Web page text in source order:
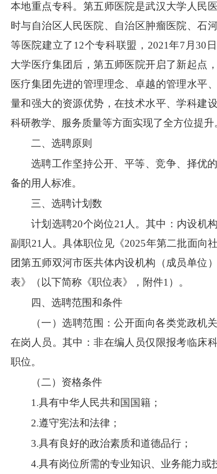
本地重点专科。第五师医院是武汉大学人民
时与自治区人民医院、自治区肿瘤医院、石
等医院建立了12个专科联盟，2021年7月30
大学医疗集团后，第五师医院开启了新起点
医疗集团先进的管理理念、卓越的管理水平
量和强大的资源优势，在技术水平、学科建
科研教学、服务质量等方面实现了全方位提升
二、选聘原则
选聘工作坚持公开、平等、竞争、择优
备的用人标准。
三、选聘计划数
计划选聘20个岗位21人。其中：内设机
副职21人。具体职位见《2025年第二批面向
团第五师双河市医共体内设机构（成员单位
表》（以下简称《职位表》，附件1）。
四、选聘范围和条件
（一）选聘范围：公开面向各类党政机
在岗人员。其中：非在编人员仅限报考临床
职位。
（二）资格条件
1.具有中华人民共和国国籍；
2.遵守宪法和法律；
3.具有良好的政治素质和道德品行；
4.具有岗位所需的专业知识、业务能力或